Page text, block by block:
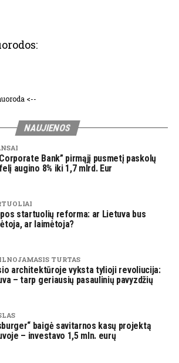
<--
NAUJIENOS
Corporate Bank” pirmąjį pusmetį paskolų
augino 8% iki 1,7 mlrd. Eur
startuolių reforma: ar Lietuva bus
ar laimėtoja?
TURTAS
architektūroje vyksta tylioji revoliucija:
– tarp geriausių pasaulinių pavyzdžių
baigė savitarnos kasų projektą
– investavo 1,5 mln. eurų